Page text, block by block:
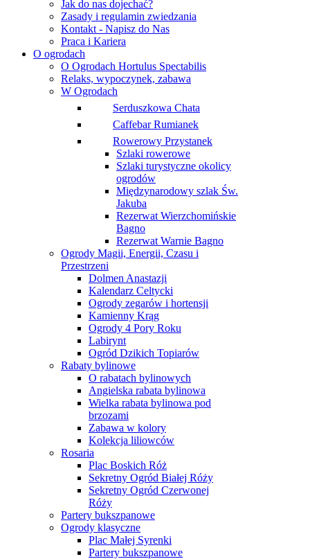
Jak do nas dojechać?
Zasady i regulamin zwiedzania
Kontakt - Napisz do Nas
Praca i Kariera
O ogrodach
O Ogrodach Hortulus Spectabilis
Relaks, wypoczynek, zabawa
W Ogrodach
Serduszkowa Chata
Caffebar Rumianek
Rowerowy Przystanek
Szlaki rowerowe
Szlaki turystyczne okolicy
ogrodów
Międzynarodowy szlak Św.
Jakuba
Rezerwat Wierzchomińskie
Bagno
Rezerwat Warnie Bagno
Ogrody Magii, Energii, Czasu i
Przestrzeni
Dolmen Anastazji
Kalendarz Celtycki
Ogrody zegarów i hortensji
Kamienny Krąg
Ogrody 4 Pory Roku
Labirynt
Ogród Dzikich Topiarów
Rabaty bylinowe
O rabatach bylinowych
Angielska rabata bylinowa
Wielka rabata bylinowa pod
brzozami
Zabawa w kolory
Kolekcja liliowców
Rosaria
Plac Boskich Róż
Sekretny Ogród Białej Róży
Sekretny Ogród Czerwonej
Róży
Partery bukszpanowe
Ogrody klasyczne
Plac Małej Syrenki
Partery bukszpanowe